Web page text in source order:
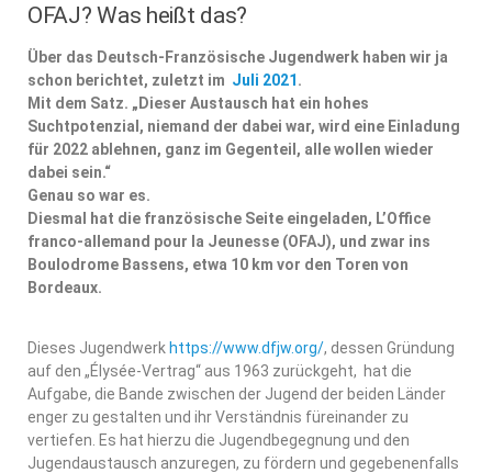
OFAJ? Was heißt das?
Über das Deutsch-Französische Jugendwerk haben wir ja
schon berichtet, zuletzt im Juli 2021.
Mit dem Satz. „Dieser Austausch hat ein hohes
Suchtpotenzial, niemand der dabei war, wird eine Einladung
für 2022 ablehnen, ganz im Gegenteil, alle wollen wieder
dabei sein.“
Genau so war es.
Diesmal hat die französische Seite eingeladen, L’Office
franco-allemand pour la Jeunesse (OFAJ), und zwar ins
Boulodrome Bassens, etwa 10 km vor den Toren von
Bordeaux.
Dieses Jugendwerk https://www.dfjw.org/, dessen Gründung
auf den „Élysée-Vertrag“ aus 1963 zurückgeht, hat die
Aufgabe, die Bande zwischen der Jugend der beiden Länder
enger zu gestalten und ihr Verständnis füreinander zu
vertiefen. Es hat hierzu die Jugendbegegnung und den
Jugendaustausch anzuregen, zu fördern und gegebenenfalls